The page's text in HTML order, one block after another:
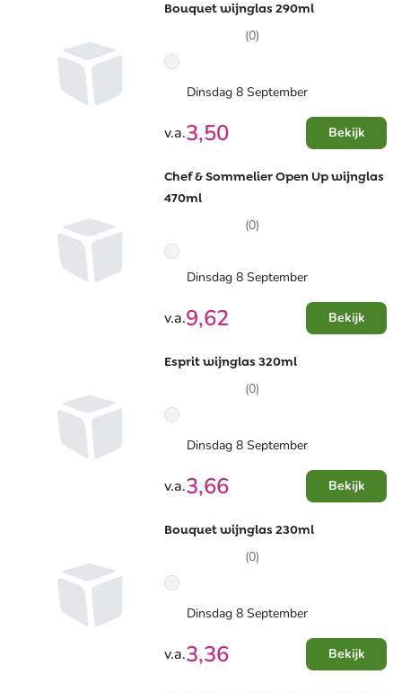
Bouquet wijnglas 290ml
(0)
Dinsdag 8 September
v.a.3,50 Bekijk
Chef & Sommelier Open Up wijnglas
470ml
(0)
Dinsdag 8 September
v.a.9,62 Bekijk
Esprit wijnglas 320ml
(0)
Dinsdag 8 September
v.a.3,66 Bekijk
Bouquet wijnglas 230ml
(0)
Dinsdag 8 September
v.a.3,36 Bekijk